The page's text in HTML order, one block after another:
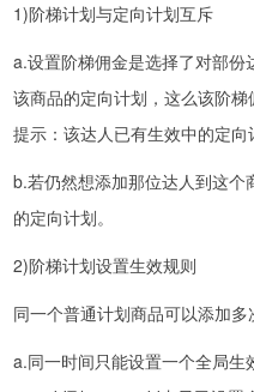
1)阶梯计划与定向计划互斥
a.设置阶梯佣金是选择了对部份
该商品的定向计划，这么该阶
提示：该达人已有生效中的定
b.若仍然想添加那位达人到这
的定向计划。
2)阶梯计划设置生效规则
同一个普通计划商品可以添加多
a.同一时间只能设置一个全局生